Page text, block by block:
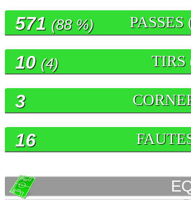
PASSES
571 (88 %)
TIRS
10 (4)
3
16